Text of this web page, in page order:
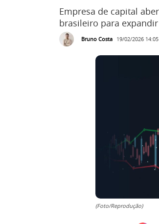
Empresa de capital
brasileiro para
Bruno Costa 19/02/2026 14:05
(Foto/Reprodução)